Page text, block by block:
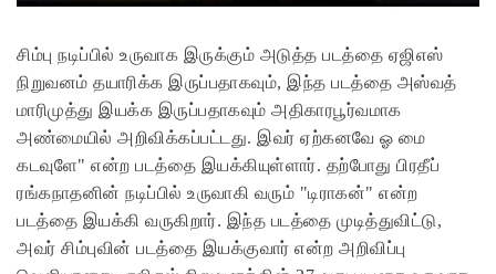
சிம்பு நடிப்பில் உருவாக இருக்கும் அடுத்த படத்தை ஏஜிஎஸ்
நிறுவனம் தயாரிக்க இருப்பதாகவும், இந்த படத்தை அஸ்வத்
மாரிமுத்து இயக்க இருப்பதாகவும் அதிகாரபூர்வமாக
அண்மையில் அறிவிக்கப்பட்டது. இவர் ஏற்கனவே ஓ மை
கடவுளே" என்ற படத்தை இயக்கியுள்ளார். தற்போது பிரதீப்
ரங்கநாதனின் நடிப்பில் உருவாகி வரும் "டிராகன்" என்ற
படத்தை இயக்கி வருகிறார். இந்த படத்தை முடித்துவிட்டு,
அவர் சிம்புவின் படத்தை இயக்குவார் என்ற அறிவிப்பு